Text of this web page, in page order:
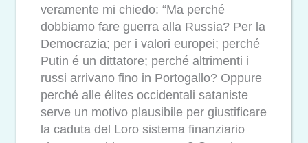
veramente mi chiedo: “Ma perché
dobbiamo fare guerra alla Russia? Per la
Democrazia; per i valori europei; perché
Putin é un dittatore; perché altrimenti i
russi arrivano fino in Portogallo? Oppure
perché alle élites occidentali sataniste
serve un motivo plausibile per giustificare
la caduta del Loro sistema finanziario